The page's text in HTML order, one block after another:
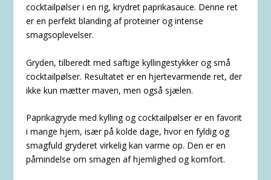
cocktailpølser i en rig, krydret paprikasauce. Denne ret
er en perfekt blanding af proteiner og intense
smagsoplevelser.
Gryden, tilberedt med saftige kyllingestykker og små
cocktailpølser. Resultatet er en hjertevarmende ret, der
ikke kun mætter maven, men også sjælen.
Paprikagryde med kylling og cocktailpølser er en favorit
i mange hjem, især på kolde dage, hvor en fyldig og
smagfuld gryderet virkelig kan varme op. Den er en
påmindelse om smagen af hjemlighed og komfort.